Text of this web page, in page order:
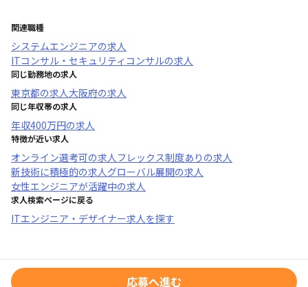
関連職種
システムエンジニアの求人
ITコンサル・セキュリティコンサルの求人
同じ勤務地の求人
東京都の求人大阪府の求人
同じ年収帯の求人
年収400万円の求人
特徴が近い求人
オンライン選考可の求人フレックス制度あり の求人
新技術に積極的の求人グローバル展開の求人
女性エンジニアが活躍中の求人
求人検索ページに戻る
ITエンジニア・デザイナー求人を探す
応募へ進む